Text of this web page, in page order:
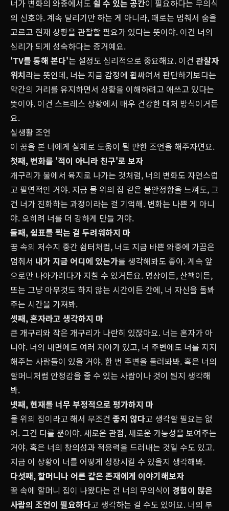
너가 변화의 와중에서도 쉴 수 있는 공간이 필요하다는 무의식
의 신호야. 계속 달리기만 하는 게 아니라, 때로는 멈춰서 숨을
고르고 현재 상황을 관찰할 필요가 있다는 뜻이야. 이건 너의
심리가 되게 성숙하다는 증거예요.
'TV를 통해 본다'는 설정도 심리적으로 중요해요. 이건 관찰자
위치라는 뜻인데, 너는 지금 감정에 휩싸여서 판단하기보다는
약간의 거리를 유지하면서 상황을 이해하려고 애쓰고 있다는
뜻이야. 이건 스트레스 상황에서 매우 건강한 대처 방식이거든
요.
실생활 조언
이 꿈을 본 너에게 실제로 도움이 될 만한 조언을 해주자면요.
첫째, 변화를 '적이 아니라 친구'로 보자
개구리가 물에서 육지로 나가는 것처럼, 너의 변화도 자연스럽
고 필연적인 거야. 지금 물 위의 집 같은 불안정함을 느껴도, 그
건 너가 진화하는 과정이라는 걸 기억해. 변화는 나쁜 게 아니
야. 오히려 너를 더 강하게 만들 거야.
둘째, 쉼표를 찍는 걸 두려워하지 마
꿈 속의 저수지 중간 쉼터처럼, 너도 지금 바쁜 와중에 가끔은
멈춰서 내가 지금 어디에 있는가를 생각해봐도 좋아. 계속 앞
으로만 나아가려다가 지칠 수 있거든요. 명상이든, 산책이든,
또는 그냥 아무것도 하지 않는 시간이든 간에, 너 자신을 돌봐
주는 시간을 가져봐.
셋째, 혼자라고 생각하지 마
큰 개구리와 작은 개구리가 나란히 있잖아요. 너는 혼자가 아
니야. 너의 내면에도 여러 자아가 있고, 너 주변에도 너를 지지
해주는 사람들이 있을 거야. 한 번 주변을 둘러봐봐. 혹은 너의
할머니처럼 안정감을 줄 수 있는 사람이나 것이 뭔지 생각해
봐.
넷째, 현재를 너무 부정적으로 평가하지 마
물 위의 집이라고 해서 무조건 좋지 않다고 생각할 필요는 없
어. 그건 다를 뿐이야. 새로운 관점, 새로운 가능성을 보여주는
거야. 혹은 너의 창의성과 적응력을 드러내는 것일 수도 있고.
지금 이 상황이 너를 어떻게 성장시킬 수 있을지 생각해봐.
다섯째, 할머니나 어른 같은 존재에게 이야기해보자
꿈 속에 할머니 집이 나왔다는 건 너의 무의식이 경험이 많은
사람의 조언이 필요하다고 생각하는 걸 수도 있어요. 너의 부